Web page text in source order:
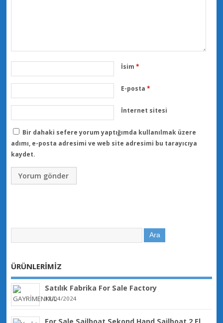
İsim *
E-posta *
İnternet sitesi
Bir dahaki sefere yorum yaptığımda kullanılmak üzere
adımı, e-posta adresimi ve web site adresimi bu tarayıcıya
kaydet.
ÜRÜNLERİMİZ
Satılık Fabrika For Sale Factory
18/04/2024